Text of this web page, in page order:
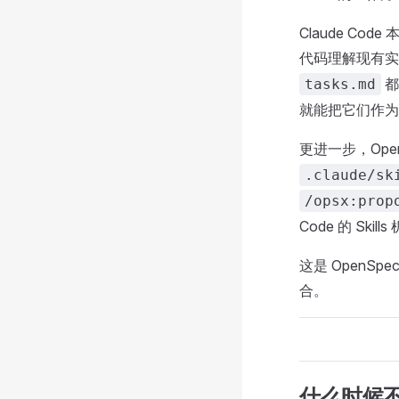
Claude Code
代码理解现有
tasks.md
就能把它们作
更进一步，
.claude/
/
Code 的 Skills
这是
合。